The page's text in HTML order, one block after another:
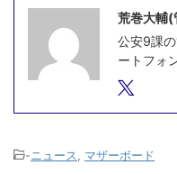
荒巻大輔(
公安9課
ートフォ
-ニュース, マザーボード